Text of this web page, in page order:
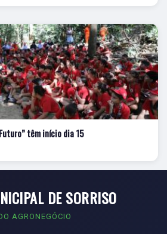
têm início dia 15
DE SORRISO
AGRONEGÓCIO